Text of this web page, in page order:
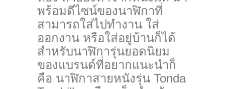
พร้อมดีไซน์ของนาฬิกาที่
สามารถใส่ไปทำงาน ใส่
ออกงาน หรือใส่อยู่บ้านก็ได้
สำหรับนาฬิการุ่นยอดนิยม
ของแบรนด์ที่อยากแนะนำก็
คือ นาฬิกาสายหนังรุ่น Tonda